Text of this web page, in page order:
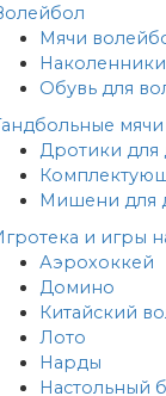
Мячи
Обувь для
мячи
Дротики для
Мишени для
и игры
Аэрохоккей
Домино
Китайский
Лото
Нарды
Настольный